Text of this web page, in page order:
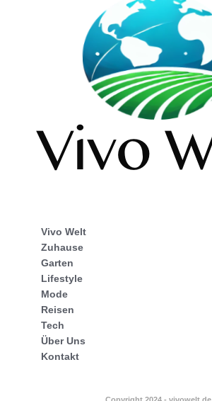
Vivo Welt
Zuhause
Garten
Lifestyle
Mode
Reisen
Tech
Über Uns
Kontakt